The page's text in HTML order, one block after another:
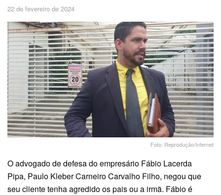
22 de fevereiro de 2024
Foto: Reprodução/Internet
O advogado de defesa do empresário Fábio Lacerda
Pipa, Paulo Kleber Carneiro Carvalho Filho, negou que
seu cliente tenha agredido os pais ou a irmã. Fábio é